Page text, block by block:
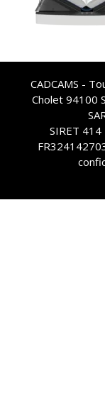
CADCAMS -
Cholet 94100
SIRET